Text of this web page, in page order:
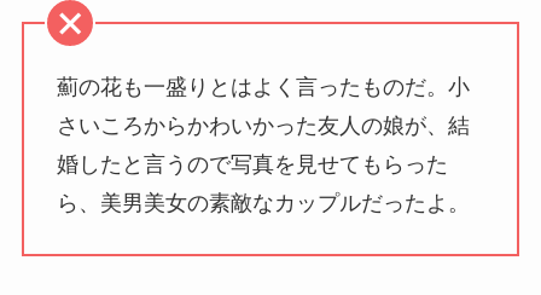
薊の花も一盛りとはよく言ったものだ。小
さいころからかわいかった友人の娘が、結
婚したと言うので写真を見せてもらった
ら、美男美女の素敵なカップルだったよ。